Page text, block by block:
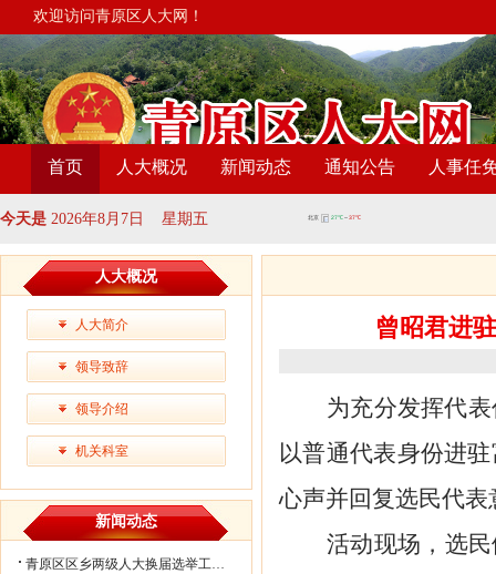
欢迎访问青原区人大网！
首页 人大概况 新闻动态 通知公告 人事任
今天是 2026年8月7日 星期五
人大概况
人大简介
领导致辞
领导介绍
机关科室
新闻动态
青原区区乡两级人大换届选举工作会议...
曾昭君进
为充分发挥代
以普通代表身份进
心声并回复选民代
活动现场，选